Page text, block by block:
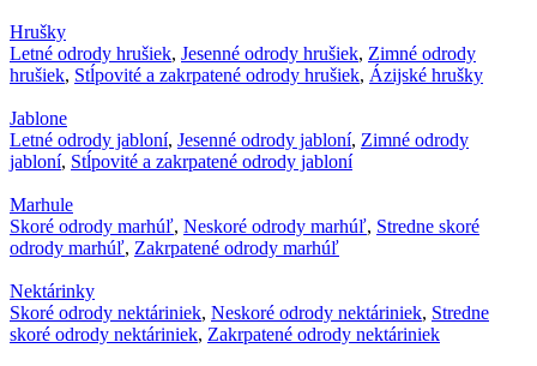
Hrušky
Letné odrody hrušiek, Jesenné odrody hrušiek, Zimné odrody
hrušiek, Stĺpovité a zakrpatené odrody hrušiek, Ázijské hrušky
Jablone
Letné odrody jabloní, Jesenné odrody jabloní, Zimné odrody
jabloní, Stĺpovité a zakrpatené odrody jabloní
Marhule
Skoré odrody marhúľ, Neskoré odrody marhúľ, Stredne skoré
odrody marhúľ, Zakrpatené odrody marhúľ
Nektárinky
Skoré odrody nektáriniek, Neskoré odrody nektáriniek, Stredne
skoré odrody nektáriniek, Zakrpatené odrody nektáriniek